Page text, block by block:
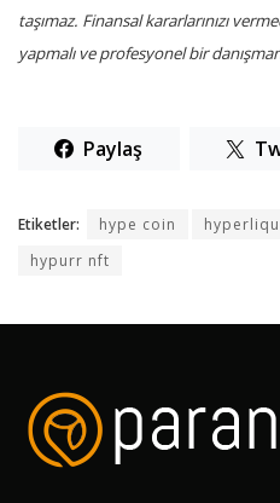
taşımaz. Finansal kararlarınızı
yapmalı ve profesyonel bir
Paylaş
Etiketler: hype coin
hypurr nft